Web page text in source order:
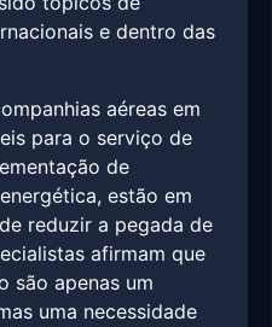
e dentro das
aéreas em
para o serviço de
de
estão em
reduzir a pegada de
afirmam que
são apenas um
uma necessidade